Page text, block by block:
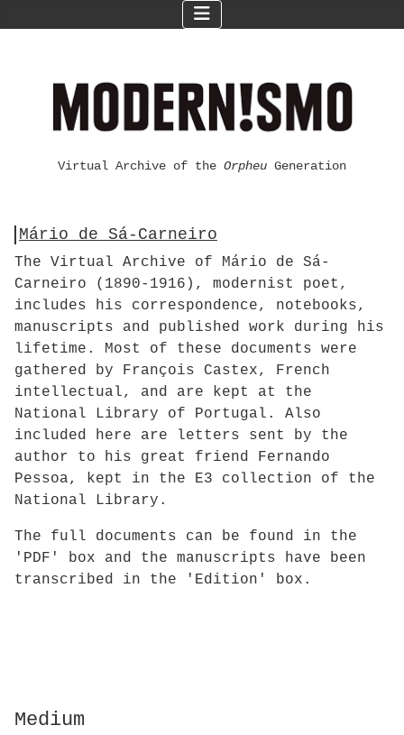
Virtual Archive of the Orpheu Generation
Mário de Sá-Carneiro
The Virtual Archive of Mário de Sá-
Carneiro (1890-1916), modernist poet,
includes his correspondence, notebooks,
manuscripts and published work during his
lifetime. Most of these documents were
gathered by François Castex, French
intellectual, and are kept at the
National Library of Portugal. Also
included here are letters sent by the
author to his great friend Fernando
Pessoa, kept in the E3 collection of the
National Library.
The full documents can be found in the
'PDF' box and the manuscripts have been
transcribed in the 'Edition' box.
Medium